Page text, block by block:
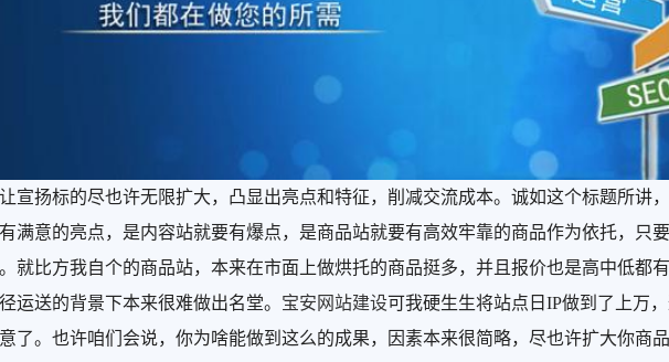
扬标的尽也许无限扩大，凸显出亮点和特征，削减交流成本。诚如这个标题所讲
满意的亮点，是内容站就要有爆点，是商品站就要有高效牢靠的商品作为依托，只
就比方我自个的商品站，本来在市面上做烘托的商品挺多，并且报价也是高中低都
运送的背景下本来很难做出名堂。 宝安网站建设可我硬生生将站点日IP做到了上万
了。也许咱们会说，你为啥能做到这么的成果，因素本来很简略，尽也许扩大你商